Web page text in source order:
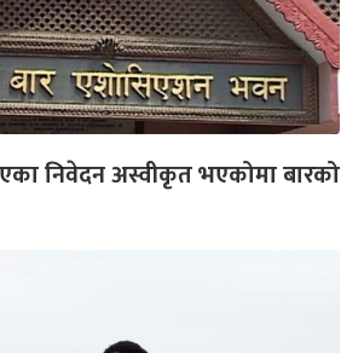
निवेदन अस्वीकृत भएकोमा बारको